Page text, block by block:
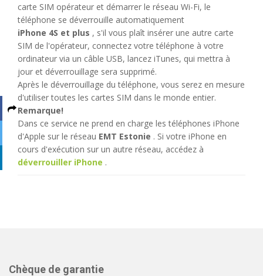
carte SIM opérateur et démarrer le réseau Wi-Fi, le
téléphone se déverrouille automatiquement
iPhone 4S et plus , s'il vous plaît insérer une autre carte
SIM de l'opérateur, connectez votre téléphone à votre
ordinateur via un câble USB, lancez iTunes, qui mettra à
jour et déverrouillage sera supprimé.
Après le déverrouillage du téléphone, vous serez en mesure
d'utiliser toutes les cartes SIM dans le monde entier.
Remarque!
Dans ce service ne prend en charge les téléphones iPhone
d'Apple sur le réseau EMT Estonie . Si votre iPhone en
cours d'exécution sur un autre réseau, accédez à
déverrouiller iPhone .
Chèque de garantie